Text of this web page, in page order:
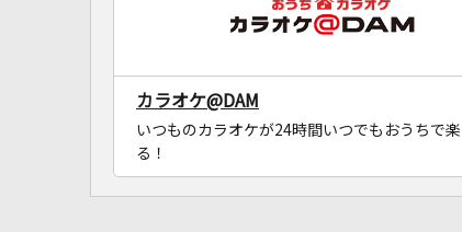
カラオケ@DAM
いつものカラオケが24時間いつでもおうちで楽
る！